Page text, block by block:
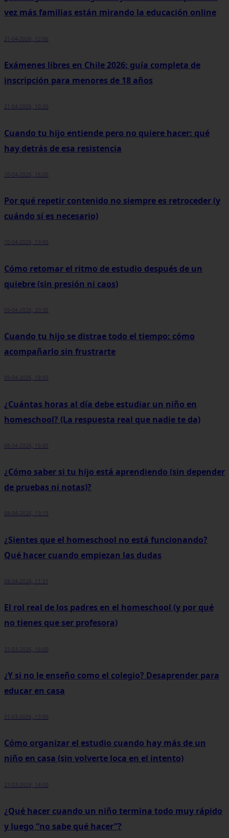
vez más familias están mirando la educación online
21-04-2026, 12:00
Exámenes libres en Chile 2026: guía completa de
inscripción para menores de 18 años
21-04-2026, 10:35
Cuando tu hijo entiende pero no quiere hacer: qué
hay detrás de esa resistencia
10-04-2026, 16:00
Por qué repetir contenido no siempre es retroceder (y
cuándo sí es necesario)
10-04-2026, 13:45
Cómo retomar el ritmo de estudio después de un
quiebre (sin presión ni caos)
09-04-2026, 20:30
Cuando tu hijo se distrae todo el tiempo: cómo
acompañarlo sin frustrarte
09-04-2026, 18:50
¿Cuántas horas al día debe estudiar un niño en
homeschool? (La respuesta real que nadie te da)
08-04-2026, 16:00
¿Cómo saber si tu hijo está aprendiendo (sin depender
de pruebas ni notas)?
08-04-2026, 13:15
¿Sientes que el homeschool no está funcionando?
Qué hacer cuando empiezan las dudas
08-04-2026, 11:31
El rol real de los padres en el homeschool (y por qué
no tienes que ser profesora)
31-03-2026, 16:00
¿Y si no le enseño como el colegio? Desaprender para
educar en casa
31-03-2026, 13:00
Cómo organizar el estudio cuando hay más de un
niño en casa (sin volverte loca en el intento)
27-03-2026, 14:00
¿Qué hacer cuando un niño termina todo muy rápido
y luego “no sabe qué hacer”?